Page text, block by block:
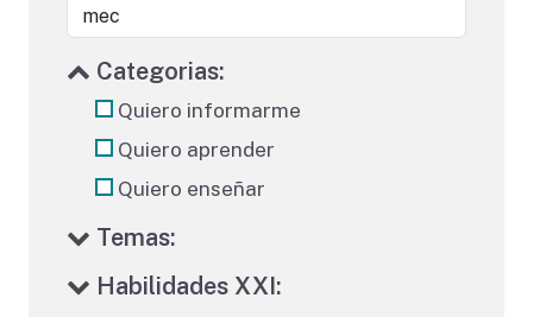
Categorias:
Quiero informarme
Quiero aprender
Quiero enseñar
Temas:
Habilidades XXI: